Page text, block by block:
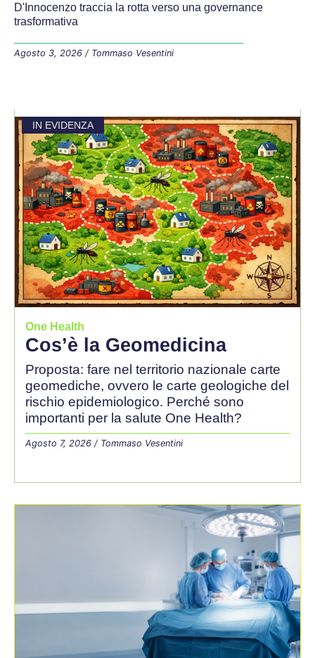
D'Innocenzo traccia la rotta verso una governance
trasformativa
Agosto 3, 2026 / Tommaso Vesentini
IN EVIDENZA
One Health
Cos’è la Geomedicina
Proposta: fare nel territorio nazionale carte
geomediche, ovvero le carte geologiche del
rischio epidemiologico. Perché sono
importanti per la salute One Health?
Agosto 7, 2026 / Tommaso Vesentini